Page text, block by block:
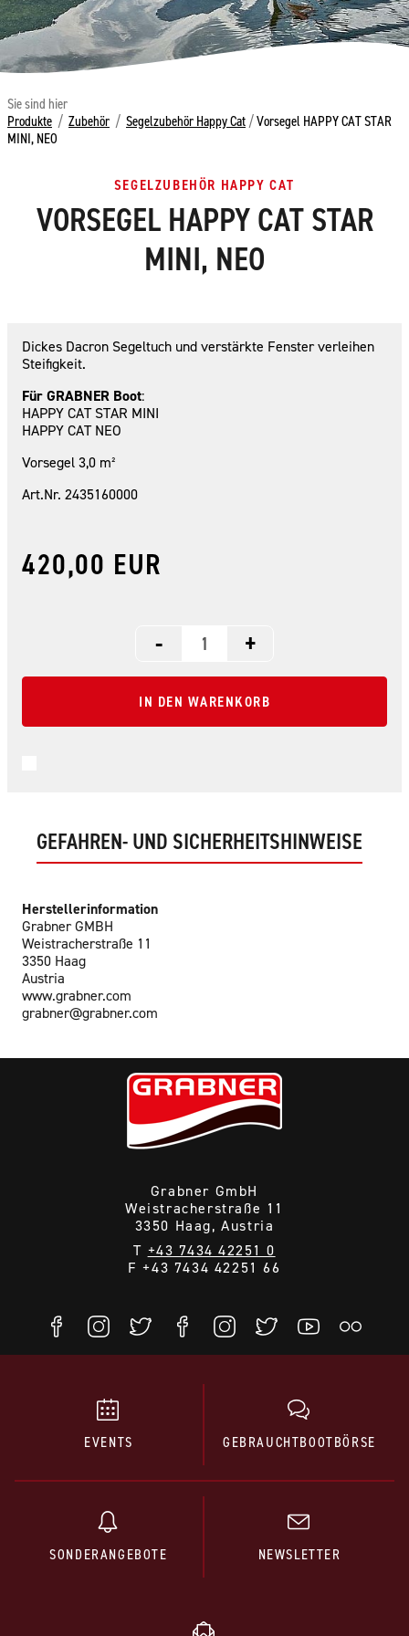
Sie sind hier
Produkte / Zubehör / Segelzubehör Happy Cat/Vorsegel HAPPY CAT STAR
MINI, NEO
SEGELZUBEHÖR HAPPY CAT
VORSEGEL HAPPY CAT STAR
MINI, NEO
Dickes Dacron Segeltuch und verstärkte Fenster verleihen
Steifigkeit.
Für GRABNER Boot:
HAPPY CAT STAR MINI
HAPPY CAT NEO
Vorsegel 3,0 m²
Art.Nr. 2435160000
420,00 EUR
- +
IN DEN WARENKORB
GEFAHREN- UND SICHERHEITSHINWEISE
Herstellerinformation
Grabner GMBH
Weistracherstraße 11
3350 Haag
Austria
www.grabner.com
grabner@grabner.com
Grabner GmbH
Weistracherstraße 11
3350 Haag, Austria
T +43 7434 42251 0
F +43 7434 42251 66
EVENTS GEBRAUCHTBOOTBÖRSE
SONDERANGEBOTE NEWSLETTER